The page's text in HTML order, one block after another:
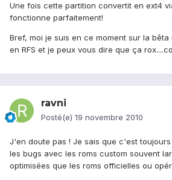
Une fois cette partition convertit en ext4
fonctionne parfaitement!
Bref, moi je suis en ce moment sur la
en RFS et je peux vous dire que ça
ravni
Posté(e) 19 novembre 2010
J'en doute pas ! Je sais que c'est
les bugs avec les roms custom souvent
optimisées que les roms officielles ou